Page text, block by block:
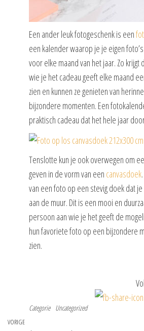
Een ander leuk fotogeschenk is een
een kalender waarop je je eigen
voor elke maand van het jaar. Zo krijgt
wie je het cadeau geeft elke maand
zien en kunnen ze genieten van
bijzondere momenten. Een
praktisch cadeau dat het hele jaar
Tenslotte kun je ook overwegen om
geven in de vorm van een canvasdoek
van een foto op een stevig doek dat je
aan de muur. Dit is een mooi en
persoon aan wie je het geeft de
hun favoriete foto op een bijzondere
zien.
Categorie Uncategorized
Bericht
Vorig
VORIGE